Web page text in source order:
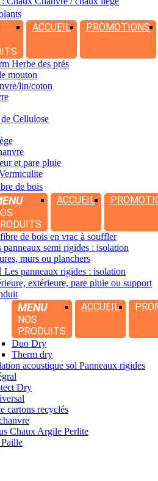
ACCUEIL PROMOTIONS
Herbe des prés
mouton
lin/coton
Cellulose
et pare pluie
de bois
ACCUEIL
de bois en vrac à souffler
panneaux semi rigides : isolation
murs ou planchers
Les panneaux rigides : isolation
extérieure, pare pluie ou support
MENU
NOS
PRODUITS
ACCUEIL
Duo Dry
Therm dry
acoustique sol Panneaux rigides
Dry
cartons recyclés
Chaux Argile Perlite